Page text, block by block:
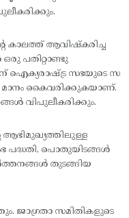
കാലത്ത് ആവിഷ്കരിച്ച
പതിറ്റാണ്ടു
ഐക്യരാഷ്ട്ര സഭയുടെ സ
കൈവരിക്കുകയാണ്.
വിപുലീകരിക്കും.
ആഭിമുഖ്യത്തിലുള്ള
പദ്ധതി, പൊതുയിടങ്ങള്‍
തുടങ്ങിയ
ജാഗ്രതാ സമിതികളുടെ